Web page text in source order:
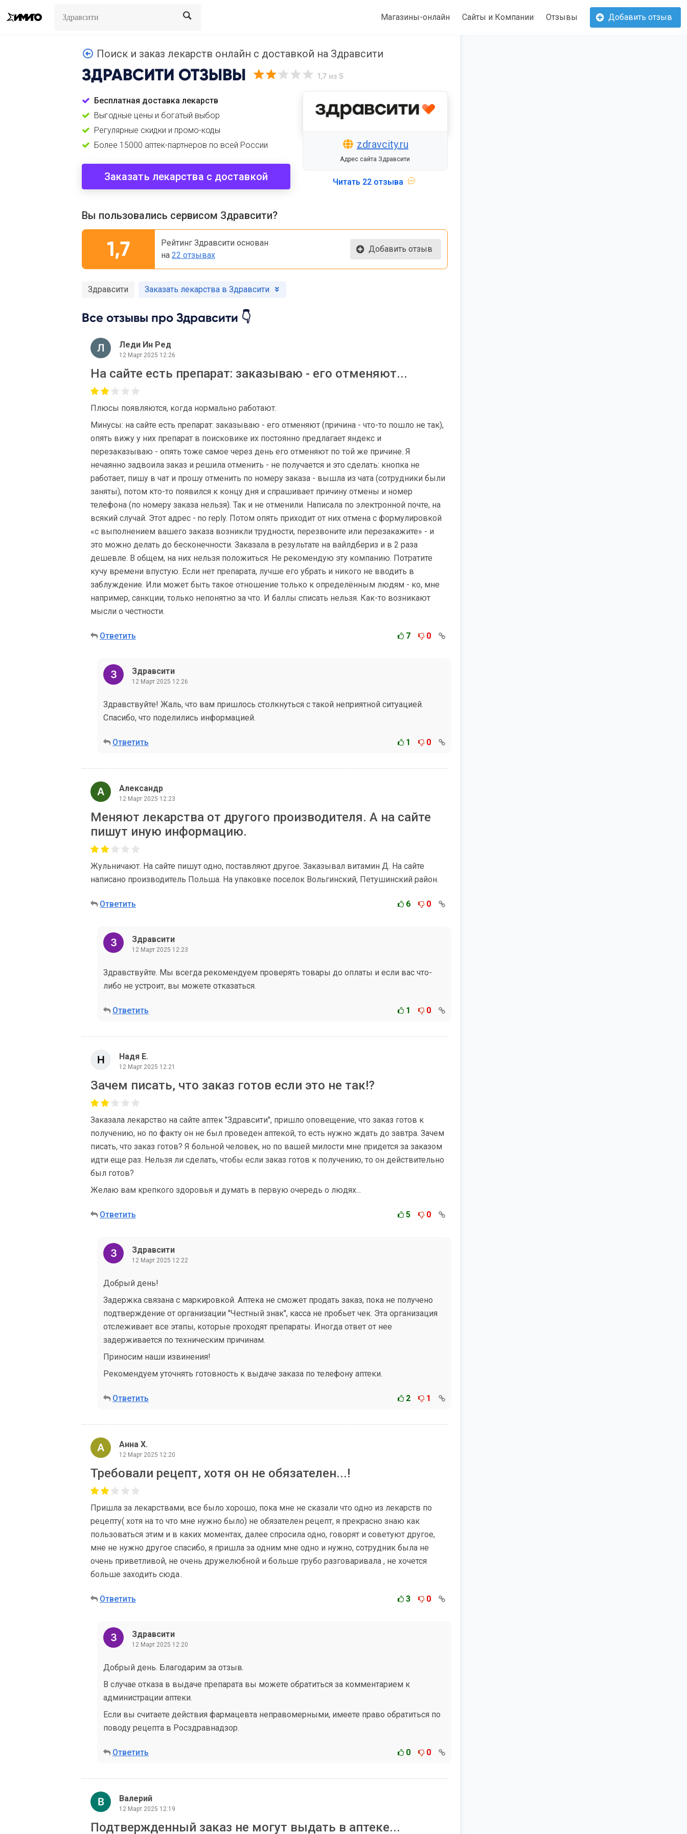
Search Магазины-онлайн Сайты и Компании Отзывы Добавить отзыв
Поиск и заказ лекарств онлайн с доставкой на Здравсити
ЗДРАВСИТИ ОТЗЫВЫ 1,7 из 5
Бесплатная доставка лекарств
Выгодные цены и богатый выбор
Регулярные скидки и промо-коды
Более 15000 аптек-партнеров по всей России
Заказать лекарства с доставкой
zdravcity.ru
Адрес сайта Здравсити
Читать 22 отзыва
Вы пользовались сервисом Здравсити?
1,7
Рейтинг Здравсити основан
на 22 отзывах
Добавить отзыв
Здравсити Заказать лекарства в Здравсити
Все отзывы про Здравсити 👇
Леди Ин Ред
12 Март 2025 12:26
На сайте есть препарат: заказываю - его отменяют...
Плюсы появляются, когда нормально работают.
Минусы: на сайте есть препарат: заказываю - его отменяют (причина - что-то пошло не так),
опять вижу у них препарат в поисковике их постоянно предлагает яндекс и
перезаказываю - опять тоже самое через день его отменяют по той же причине. Я
нечаянно задвоила заказ и решила отменить - не получается и это сделать: кнопка не
работает, пишу в чат и прошу отменить по номеру заказа - вышла из чата (сотрудники были
заняты), потом кто-то появился к концу дня и спрашивает причину отмены и номер
телефона (по номеру заказа нельзя). Так и не отменили. Написала по электронной почте, на
всякий случай. Этот адрес - no reply. Потом опять приходит от них отмена с формулировкой
«с выполнением вашего заказа возникли трудности, перезвоните или перезакажите» - и
это можно делать до бесконечности. Заказала в результате на вайлдбериз и в 2 раза
дешевле. В общем, на них нельзя положиться. Не рекомендую эту компанию. Потратите
кучу времени впустую. Если нет препарата, лучше его убрать и никого не вводить в
заблуждение. Или может быть такое отношение только к определённым людям - ко, мне
например, санкции, только непонятно за что. И баллы списать нельзя. Как-то возникают
мысли о честности.
Ответить 7 0
Здравсити
12 Март 2025 12:26
Здравствуйте! Жаль, что вам пришлось столкнуться с такой неприятной ситуацией.
Спасибо, что поделились информацией.
Ответить 1 0
Александр
12 Март 2025 12:23
Меняют лекарства от другого производителя. А на сайте
пишут иную информацию.
Жульничают. На сайте пишут одно, поставляют другое. Заказывал витамин Д. На сайте
написано производитель Польша. На упаковке поселок Вольгинский, Петушинский район.
Ответить 6 0
Здравсити
12 Март 2025 12:23
Здравствуйте. Мы всегда рекомендуем проверять товары до оплаты и если вас что-
либо не устроит, вы можете отказаться.
Ответить 1 0
Надя Е.
12 Март 2025 12:21
Зачем писать, что заказ готов если это не так!?
Заказала лекарство на сайте аптек "Здравсити", пришло оповещение, что заказ готов к
получению, но по факту он не был проведен аптекой, то есть нужно ждать до завтра. Зачем
писать, что заказ готов? Я больной человек, но по вашей милости мне придется за заказом
идти еще раз. Нельзя ли сделать, чтобы если заказ готов к получению, то он действительно
был готов?
Желаю вам крепкого здоровья и думать в первую очередь о людях...
Ответить 5 0
Здравсити
12 Март 2025 12:22
Добрый день!
Задержка связана с маркировкой. Аптека не сможет продать заказ, пока не получено
подтверждение от организации "Честный знак", касса не пробьет чек. Эта организация
отслеживает все этапы, которые проходят препараты. Иногда ответ от нее
задерживается по техническим причинам.
Приносим наши извинения!
Рекомендуем уточнять готовность к выдаче заказа по телефону аптеки.
Ответить 2 1
Анна Х.
12 Март 2025 12:20
Требовали рецепт, хотя он не обязателен...!
Пришла за лекарствами, все было хорошо, пока мне не сказали что одно из лекарств по
рецепту( хотя на то что мне нужно было) не обязателен рецепт, я прекрасно знаю как
пользоваться этим и в каких моментах, далее спросила одно, говорят и советуют другое,
мне не нужно другое спасибо, я пришла за одним мне одно и нужно, сотрудник была не
очень приветливой, не очень дружелюбной и больше грубо разговаривала , не хочется
больше заходить сюда..
Ответить 3 0
Здравсити
12 Март 2025 12:20
Добрый день. Благодарим за отзыв.
В случае отказа в выдаче препарата вы можете обратиться за комментарием к
администрации аптеки.
Если вы считаете действия фармацевта неправомерными, имеете право обратиться по
поводу рецепта в Росздравнадзор.
Ответить 0 0
Валерий
12 Март 2025 12:19
Подтвержденный заказ не могут выдать в аптеке...